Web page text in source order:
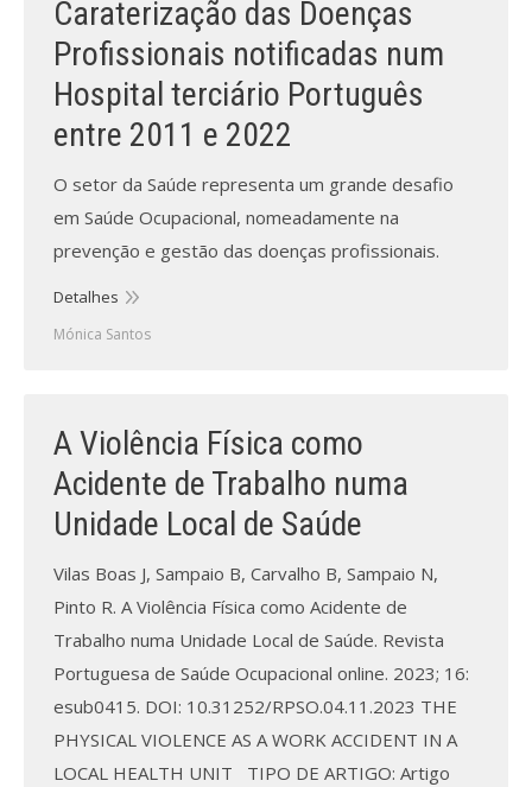
Processo de submissão
Submeta aqui
Bolsa de emprego (oferta/
procura)
Candidatura a revisor
Artigos recentes
Revistas previamente publicadas
Como publicitar na nossa revista
Contatos
Informações adicionais
Estatísticas da Revista
Caraterização das Doenças
Profissionais notificadas num
Hospital terciário Português
entre 2011 e 2022
O setor da Saúde representa um grande desafio
em Saúde Ocupacional, nomeadamente na
prevenção e gestão das doenças profissionais.
Detalhes
Mónica Santos
A Violência Física como
Acidente de Trabalho numa
Unidade Local de Saúde
Vilas Boas J, Sampaio B, Carvalho B, Sampaio N,
Pinto R. A Violência Física como Acidente de
Trabalho numa Unidade Local de Saúde. Revista
Portuguesa de Saúde Ocupacional online. 2023; 16:
esub0415. DOI: 10.31252/RPSO.04.11.2023 THE
PHYSICAL VIOLENCE AS A WORK ACCIDENT IN A
LOCAL HEALTH UNIT TIPO DE ARTIGO: Artigo